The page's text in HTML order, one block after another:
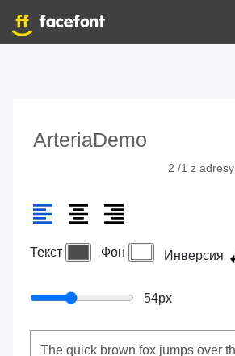
ArteriaDemo
2 /1 z adresy
Текст Фон Инверсия
54px